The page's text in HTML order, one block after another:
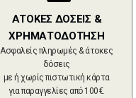
ΑΤΟΚΕΣ ΔΟΣΕΙΣ &
ΧΡΗΜΑΤΟΔΟΤΗΣΗ
Ασφαλείς πληρωμές & άτοκες
δόσεις
με ή χωρίς πιστωτική κάρτα
για παραγγελίες από 100€.